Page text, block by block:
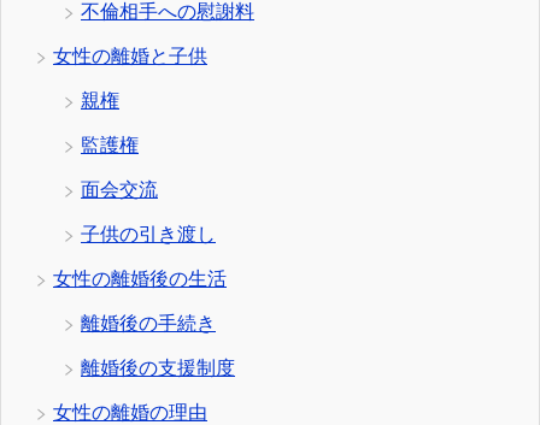
不倫相手への慰謝料
女性の離婚と子供
親権
監護権
面会交流
子供の引き渡し
女性の離婚後の生活
離婚後の手続き
離婚後の支援制度
女性の離婚の理由